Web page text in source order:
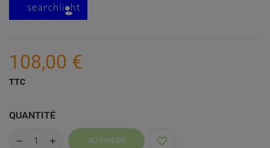
108,00 €
TTC
QUANTITÉ
AU PANIER